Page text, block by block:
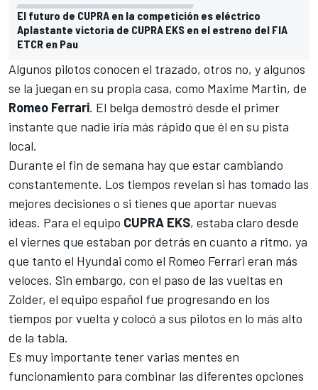
El futuro de CUPRA en la competición es eléctrico
Aplastante victoria de CUPRA EKS en el estreno del FIA
ETCR en Pau
Algunos pilotos conocen el trazado, otros no, y algunos
se la juegan en su propia casa, como Maxime Martin, de
Romeo Ferrari. El belga demostró desde el primer
instante que nadie iría más rápido que él en su pista
local.
Durante el fin de semana hay que estar cambiando
constantemente. Los tiempos revelan si has tomado las
mejores decisiones o si tienes que aportar nuevas
ideas. Para el equipo CUPRA EKS, estaba claro desde
el viernes que estaban por detrás en cuanto a ritmo, ya
que tanto el Hyundai como el Romeo Ferrari eran más
veloces. Sin embargo, con el paso de las vueltas en
Zolder, el equipo español fue progresando en los
tiempos por vuelta y colocó a sus pilotos en lo más alto
de la tabla.
Es muy importante tener varias mentes en
funcionamiento para combinar las diferentes opciones